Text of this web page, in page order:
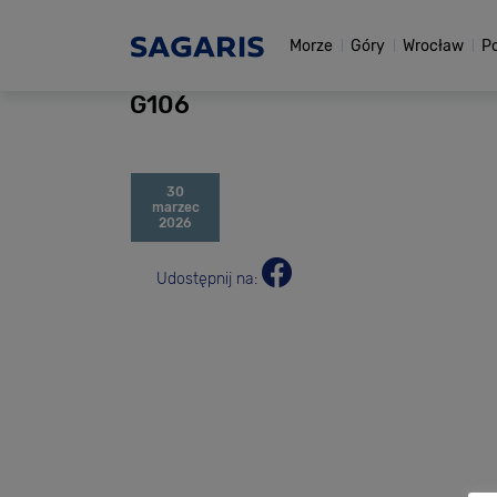
Morze Góry Wrocław
G106
30
marzec
2026
Udostępnij na: